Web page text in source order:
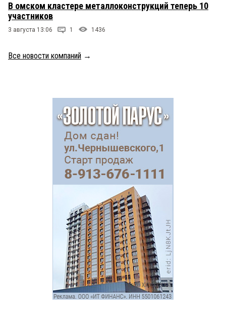
В омском кластере металлоконструкций теперь 10
участников
3 августа 13:06 1 1436
Все новости компаний →